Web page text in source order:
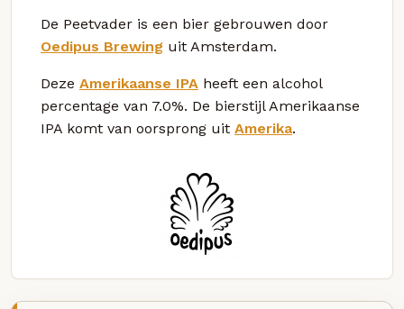
De Peetvader is een bier gebrouwen door
Oedipus Brewing uit Amsterdam.
Deze Amerikaanse IPA heeft een alcohol
percentage van 7.0%. De bierstijl Amerikaanse
IPA komt van oorsprong uit Amerika.